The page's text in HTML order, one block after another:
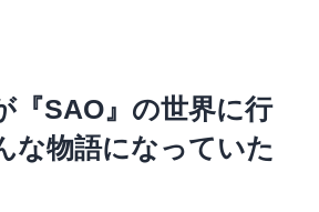
『SAO』の世界に行
な物語になっていた